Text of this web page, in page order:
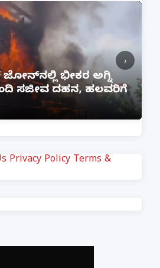
ಭೀಕರ ಅಗ್ನಿ
ಸಜೀವ ದಹನ, ಹಲವರಿಗೆ
›
Privacy Policy Terms &